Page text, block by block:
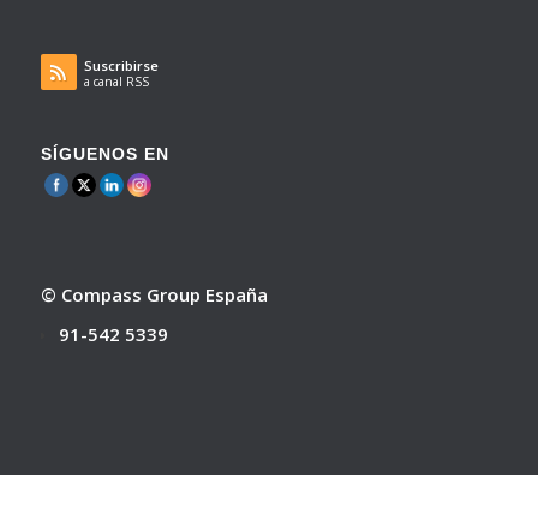
Suscribirse
a canal RSS
SÍGUENOS EN
© Compass Group España
91-542 5339